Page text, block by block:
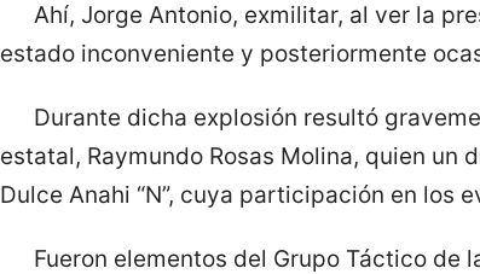
Ahí, Jorge Antonio, exmilitar, al ver la
estado inconveniente y posteriormente
Durante dicha explosión resultó
estatal, Raymundo Rosas Molina, quien
Dulce Anahi “N”, cuya participación en los
Fueron elementos del Grupo Táctico de